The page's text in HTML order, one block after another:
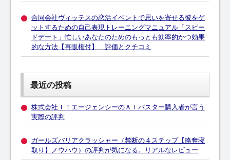
合同会社ヴィッテスの恋活イベントで思いを寄せる彼をゲ
ットするための自己表現トレーニングマニュアル「スピー
ドデート」忙しいあなたのためのもっとも効率的かつ効果
的な方法【再販権付】 評価とクチコミ
最近の投稿
株式会社ＩＴエージェンシーのＡＩバスター購入者が言う
実際の評判
ガールズバリアクラッシャー（禁断の４ステップ【略奪寝
取り】ノウハウ）の評判が気になる。リアルなレビュー